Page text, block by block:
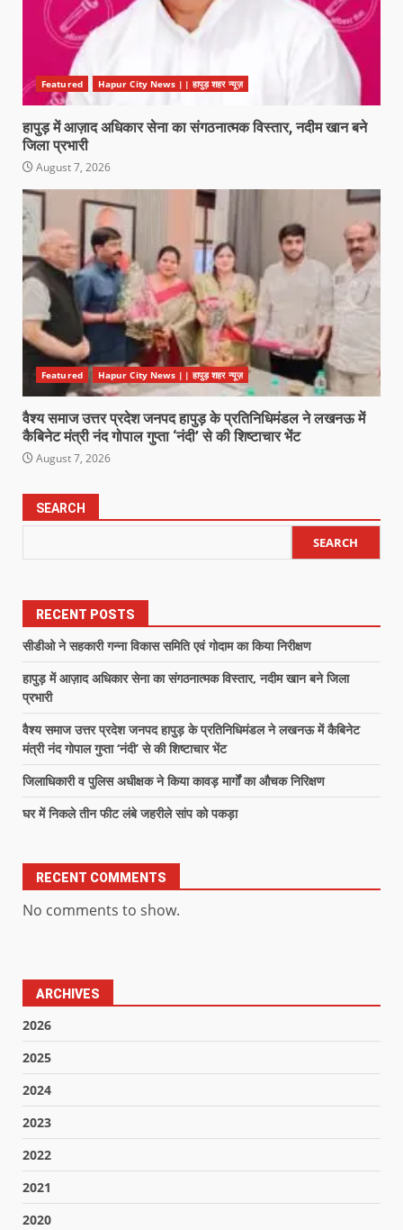
Featured Hapur City News || हापुड़ शहर न्यूज़
हापुड़ में आज़ाद अधिकार सेना का संगठनात्मक विस्तार, नदीम खान बने
जिला प्रभारी
August 7, 2026
Featured Hapur City News || हापुड़ शहर न्यूज़
वैश्य समाज उत्तर प्रदेश जनपद हापुड़ के प्रतिनिधिमंडल ने लखनऊ में
कैबिनेट मंत्री नंद गोपाल गुप्ता ‘नंदी’ से की शिष्टाचार भेंट
August 7, 2026
SEARCH
SEARCH
RECENT POSTS
सीडीओ ने सहकारी गन्ना विकास समिति एवं गोदाम का किया निरीक्षण
हापुड़ में आज़ाद अधिकार सेना का संगठनात्मक विस्तार, नदीम खान बने जिला
प्रभारी
वैश्य समाज उत्तर प्रदेश जनपद हापुड़ के प्रतिनिधिमंडल ने लखनऊ में कैबिनेट
मंत्री नंद गोपाल गुप्ता ‘नंदी’ से की शिष्टाचार भेंट
जिलाधिकारी व पुलिस अधीक्षक ने किया कावड़ मार्गों का औचक निरिक्षण
घर में निकले तीन फीट लंबे जहरीले सांप को पकड़ा
RECENT COMMENTS
No comments to show.
ARCHIVES
2026
2025
2024
2023
2022
2021
2020